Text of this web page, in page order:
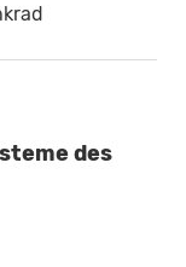
des